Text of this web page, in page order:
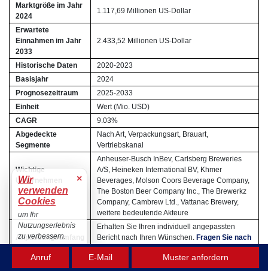
Marktgröße im Jahr
2024
1.117,69 Millionen US-Dollar
Erwartete
Einnahmen im Jahr
2033
2.433,52 Millionen US-Dollar
Historische Daten
2020-2023
Basisjahr
2024
Prognosezeitraum
2025-2033
Einheit
Wert (Mio. USD)
CAGR
9.03%
Abgedeckte
Segmente
Nach Art, Verpackungsart, Brauart,
Vertriebskanal
Wichtige
Unternehmen
Anheuser-Busch InBev, Carlsberg Breweries
A/S, Heineken International BV, Khmer
Beverages, Molson Coors Beverage Company,
The Boston Beer Company Inc., The Brewerkz
Company, Cambrew Ltd., Vattanac Brewery,
weitere bedeutende Akteure
Anpassungsumfang
Erhalten Sie Ihren individuell angepassten
Bericht nach Ihren Wünschen. Fragen Sie nach
individuellen Anpassungen.
Anruf E-Mail Muster anfordern
Wir
verwenden
Cookies
×
um Ihr
Nutzungserlebnis
zu verbessern.